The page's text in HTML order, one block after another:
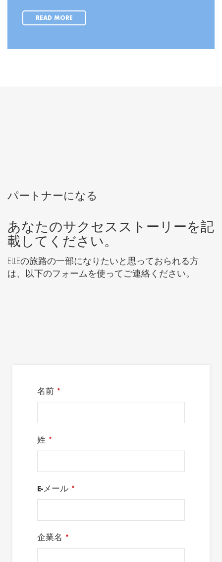
READ MORE
パートナーになる
あなたのサクセスストーリーを記
載してください。
ELLEの旅路の一部になりたいと思っておられる方
は、以下のフォームを使ってご連絡ください。
名前 *
姓 *
E-メール *
企業名 *